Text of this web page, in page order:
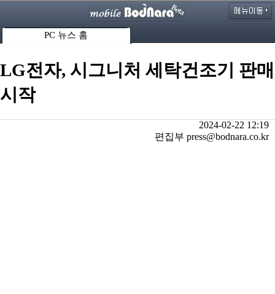
PC 뉴스 홈
LG전자, 시그니처 세탁건조기 판매
시작
2024-02-22 12:19
편집부 press@bodnara.co.kr